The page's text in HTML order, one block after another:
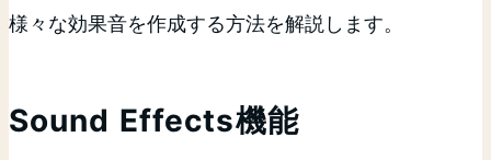
様々な効果音を作成する方法を解説します。
Sound Effects機能